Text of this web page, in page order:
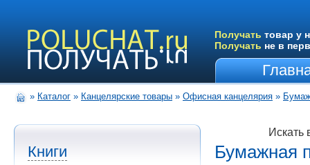
Получать товар у
Получать не в
» Каталог » Канцелярские товары » Офисная канцелярия »
Книги
Искать
Бумажная